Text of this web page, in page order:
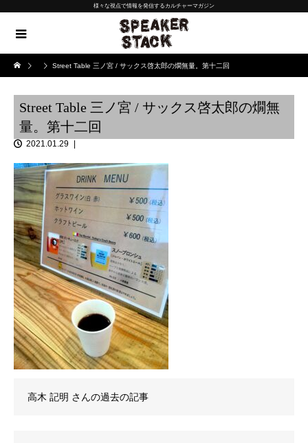
様々な視点で情報を発信するカルチャーマガジン
Street Table 三ノ宮 / サックス啓太郎の燗無量。第十二回
Street Table 三ノ宮 / サックス啓太郎の燗無
量。第十二回
2021.01.29
高木 記明 さんの過去の記事